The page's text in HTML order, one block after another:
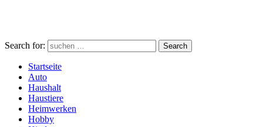
Search for: Search
Startseite
Auto
Haushalt
Haustiere
Heimwerken
Hobby